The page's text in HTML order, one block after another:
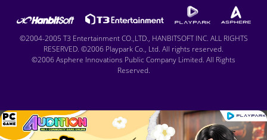
©2004-2005 T3 Entertainment CO.,LTD., HANBITSOFT INC. ALL RIGHTS
RESERVED. ©2006 Playpark Co., Ltd. All rights reserved.
©2006 Asphere Innovations Public Company Limited. All Rights
Reserved.